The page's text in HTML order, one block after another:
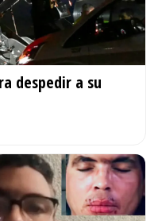
despedir a su